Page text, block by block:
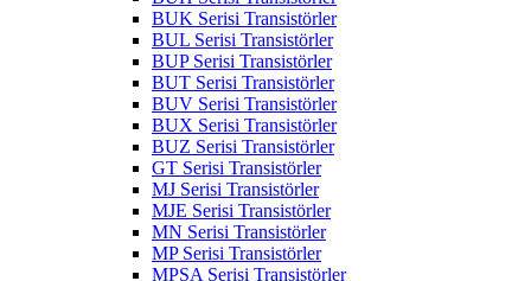
BUK Serisi Transistörler
BUL Serisi Transistörler
BUP Serisi Transistörler
BUT Serisi Transistörler
BUV Serisi Transistörler
BUX Serisi Transistörler
BUZ Serisi Transistörler
GT Serisi Transistörler
MJ Serisi Transistörler
MJE Serisi Transistörler
MN Serisi Transistörler
MP Serisi Transistörler
MPSA Serisi Transistörler